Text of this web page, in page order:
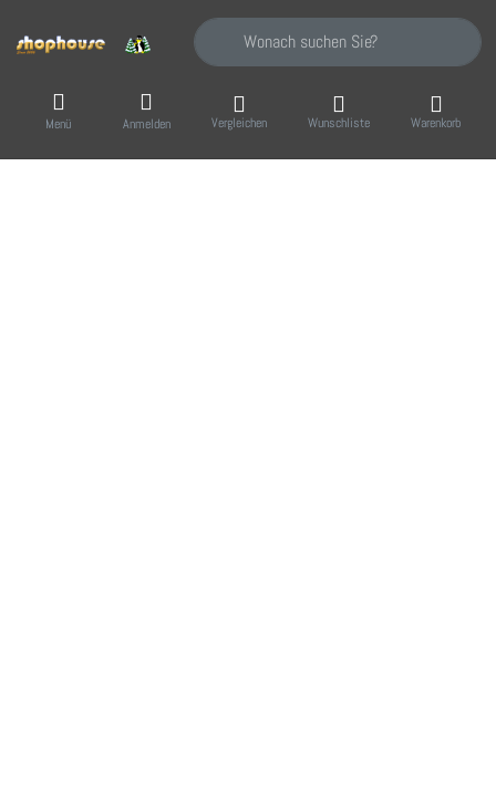
Geben Sie einen Suchbegriff ein. Während
Menü Anmelden Vergleichen Wunschliste Warenkorb